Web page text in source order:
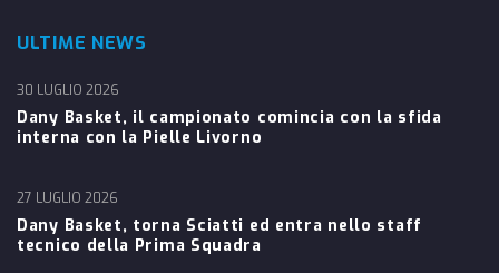
ULTIME NEWS
Dany Basket, il campionato comincia con la sfida
interna con la Pielle Livorno
30 LUGLIO 2026
Dany Basket, torna Sciatti ed entra nello staff
tecnico della Prima Squadra
27 LUGLIO 2026